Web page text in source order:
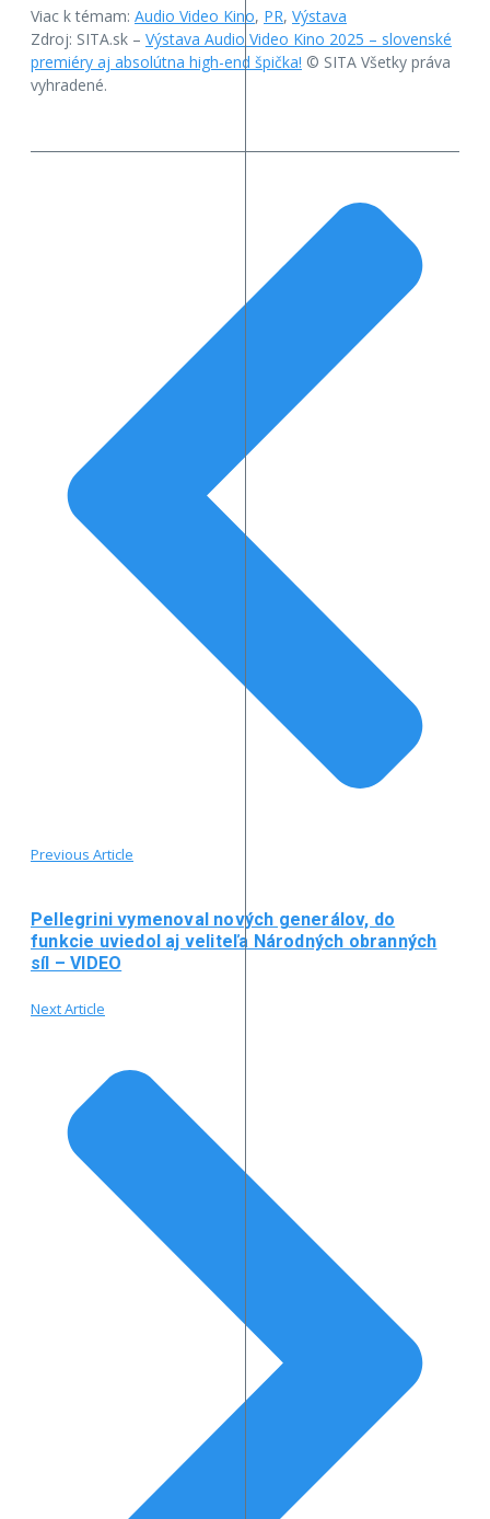
Viac k témam: Audio Video Kino, PR, Výstava
Zdroj: SITA.sk – Výstava Audio Video Kino 2025 – slovenské
premiéry aj absolútna high-end špička! © SITA Všetky práva
vyhradené.
Previous Article
Pellegrini vymenoval nových generálov, do
funkcie uviedol aj veliteľa Národných obranných
síl – VIDEO
Next Article